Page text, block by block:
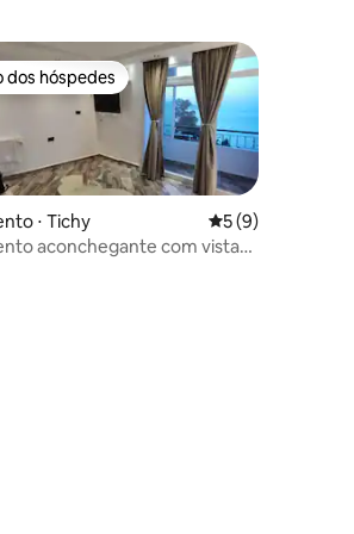
de 5, 5 avaliações
dos hóspedes
dos hóspedes
⋅ Tichy 5 de uma
5 (9)
aconchegante com vistas